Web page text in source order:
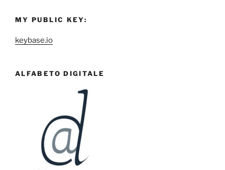
MY PUBLIC KEY:
keybase.io
ALFABETO DIGITALE